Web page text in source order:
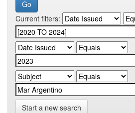
Current filters:
Start a new search